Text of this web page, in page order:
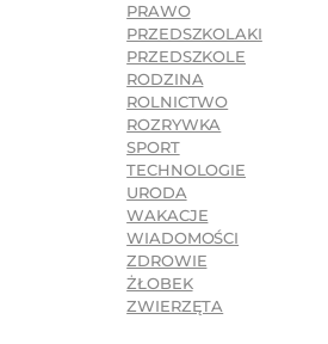
PRAWO
PRZEDSZKOLAKI
PRZEDSZKOLE
RODZINA
ROLNICTWO
ROZRYWKA
SPORT
TECHNOLOGIE
URODA
WAKACJE
WIADOMOŚCI
ZDROWIE
ŻŁOBEK
ZWIERZĘTA